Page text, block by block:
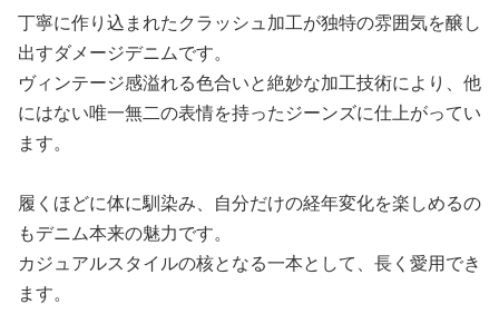
丁寧に作り込まれたクラッシュ加工が独特の雰囲気を醸し
出すダメージデニムです。
ヴィンテージ感溢れる色合いと絶妙な加工技術により、他
にはない唯一無二の表情を持ったジーンズに仕上がってい
ます。
履くほどに体に馴染み、自分だけの経年変化を楽しめるの
もデニム本来の魅力です。
カジュアルスタイルの核となる一本として、長く愛用でき
ます。